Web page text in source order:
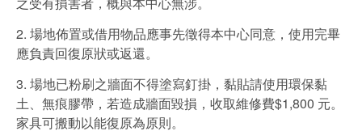
2. 場地佈置或借用物品應事先徵得本中心同意，使用完畢
應負責回復原狀或返還。
3. 場地已粉刷之牆面不得塗寫釘掛，黏貼請使用環保黏
土、無痕膠帶，若造成牆面毀損，收取維修費$1,800 元。
家具可搬動以能復原為原則。